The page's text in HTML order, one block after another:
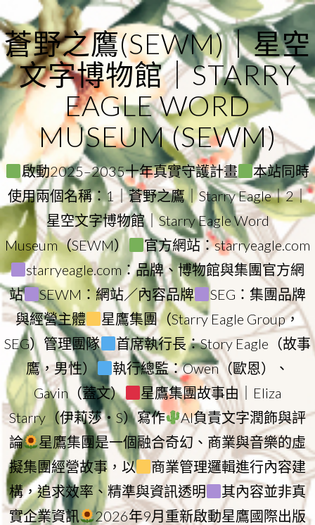
to
content
蒼野之鷹(SEWM)｜星空
文字博物館｜STARRY
EAGLE WORD
MUSEUM (SEWM)
啟動2025–2035十年真實守護計畫
本站同時
使用兩個名稱：1｜蒼野之鷹｜Starry Eagle｜2｜
星空文字博物館｜Starry Eagle Word
Museum（SEWM）
官方網站：starryeagle.com
starryeagle.com：品牌、博物館與集團官方網
站
SEWM：網站／內容品牌
SEG：集團品牌
與經營主體
星鷹集團（Starry Eagle Group，
SEG）管理團隊
首席執行長：Story Eagle（故事
鷹，男性）
執行總監：Owen（歐恩）、
Gavin（蓋文）
星鷹集團故事由｜Eliza
Starry（伊莉莎・S）寫作
AI負責文字潤飾與評
論
星鷹集團是一個融合奇幻、商業與音樂的虛
擬集團經營故事，以
商業管理邏輯進行內容建
構，追求效率、精準與資訊透明
其內容並非真
實企業資訊
2026年9月重新啟動星鷹國際出版